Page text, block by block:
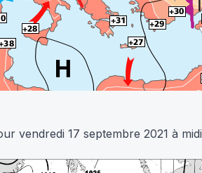
vendredi 17 septembre 2021 à midi